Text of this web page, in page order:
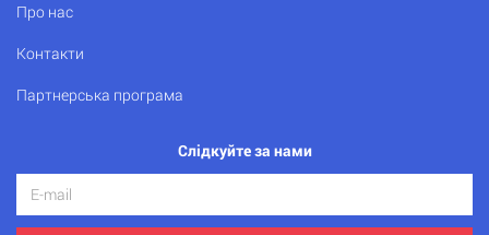
Про нас
Контакти
Партнерська програма
Слідкуйте за нами